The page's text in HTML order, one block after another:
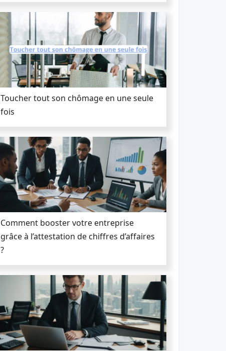
Toucher tout son chômage en une seule
fois
Comment booster votre entreprise
grâce à l’attestation de chiffres d’affaires
?